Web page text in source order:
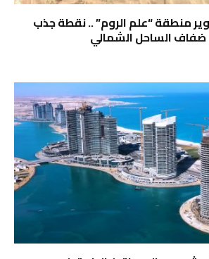
منطقة “علم الروم” .. نقطة جذب
الساحل الشمالي